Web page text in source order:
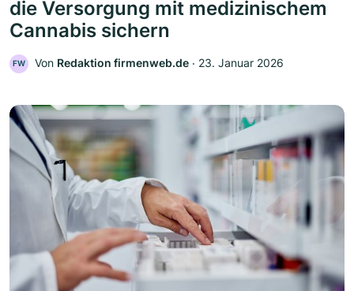
die Versorgung mit medizinischem
Cannabis sichern
FW Von Redaktion firmenweb.de ‧ 23. Januar 2026